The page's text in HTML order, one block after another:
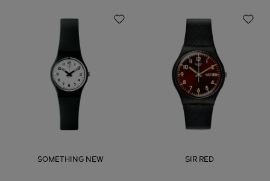
SOMETHING NEW SIR RED